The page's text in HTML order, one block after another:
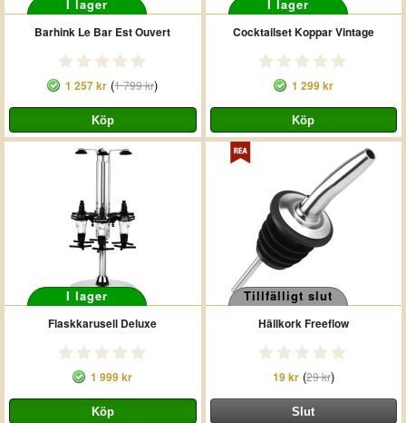
I lager
Barhink Le Bar Est Ouvert
1 257 kr (1 799 kr)
I lager
Cocktailset Koppar Vintage
1 299 kr
I lager
Flaskkarusell Deluxe
1 999 kr
Tillfälligt slut
Hällkork Freeflow
19 kr(29 kr)